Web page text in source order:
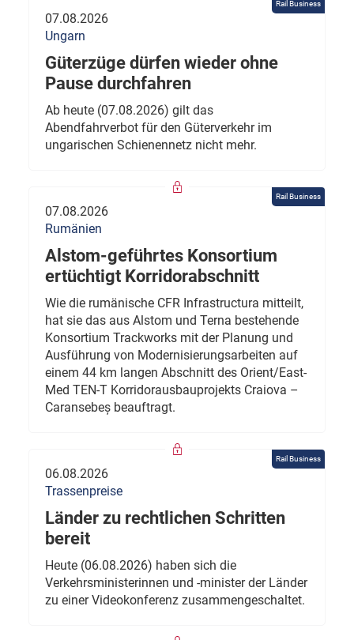
Rail Business
07.08.2026
Ungarn
Güterzüge dürfen wieder ohne
Pause durchfahren
Ab heute (07.08.2026) gilt das
Abendfahrverbot für den Güterverkehr im
ungarischen Schienennetz nicht mehr.
Rail Business
07.08.2026
Rumänien
Alstom-geführtes Konsortium
ertüchtigt Korridorabschnitt
Wie die rumänische CFR Infrastructura mitteilt,
hat sie das aus Alstom und Terna bestehende
Konsortium Trackworks mit der Planung und
Ausführung von Modernisierungsarbeiten auf
einem 44 km langen Abschnitt des Orient/East-
Med TEN-T Korridorausbauprojekts Craiova –
Caransebeș beauftragt.
Rail Business
06.08.2026
Trassenpreise
Länder zu rechtlichen Schritten
bereit
Heute (06.08.2026) haben sich die
Verkehrsministerinnen und -minister der Länder
zu einer Videokonferenz zusammengeschaltet.